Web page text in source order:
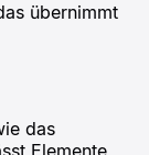
übernimmt
das